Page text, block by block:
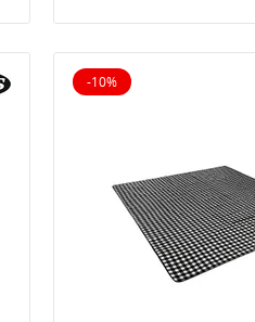
-10%
10% reduziert